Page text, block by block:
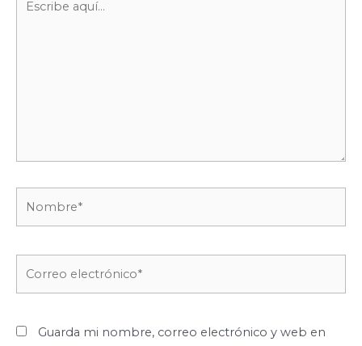
aquí...
Guarda mi nombre, correo electrónico y web en